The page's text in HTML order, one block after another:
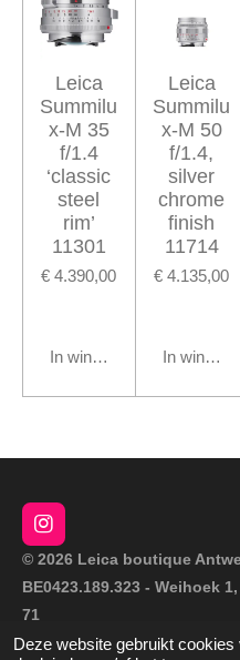
Deze website gebruikt
Leica
Summilu
x-M 35
f/1.4
‘classic
steel
rim’
11301
€ 4.390,00
In winkelwagen
Leica
Summilu
x-M 50
f/1.4,
silver
chrome
finish
11714
€ 4.135,00
In
I
n
t
r
© 2026 Leica boutique
BE0423.189.323 - Weihoek
71
Powered byJouwWeb